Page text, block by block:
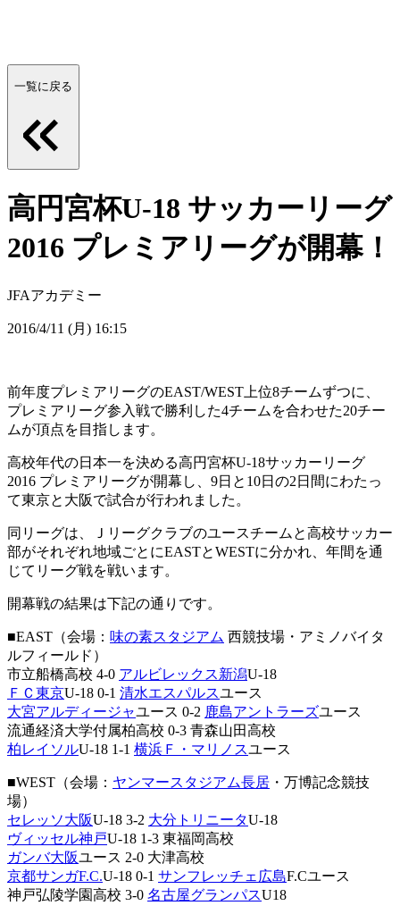
一覧に戻る
高円宮杯U-18 サッカーリーグ
2016 プレミアリーグが開幕！
JFAアカデミー
2016/4/11 (月) 16:15
前年度プレミアリーグのEAST/WEST上位8チームずつに、
プレミアリーグ参入戦で勝利した4チームを合わせた20チー
ムが頂点を目指します。
高校年代の日本一を決める高円宮杯U-18サッカーリーグ
2016 プレミアリーグが開幕し、9日と10日の2日間にわたっ
て東京と大阪で試合が行われました。
同リーグは、Ｊリーグクラブのユースチームと高校サッカー
部がそれぞれ地域ごとにEASTとWESTに分かれ、年間を通
じてリーグ戦を戦います。
開幕戦の結果は下記の通りです。
■EAST（会場： 味の素スタジアム 西競技場・アミノバイタ
ルフィールド）
市立船橋高校 4-0 アルビレックス新潟U-18
ＦＣ東京U-18 0-1 清水エスパルスユース
大宮アルディージャユース 0-2 鹿島アントラーズユース
流通経済大学付属柏高校 0-3 青森山田高校
柏レイソルU-18 1-1 横浜Ｆ・マリノスユース
■WEST（会場： ヤンマースタジアム長居 ・万博記念競技
場）
セレッソ大阪U-18 3-2 大分トリニータU-18
ヴィッセル神戸U-18 1-3 東福岡高校
ガンバ大阪ユース 2-0 大津高校
京都サンガF.C.U-18 0-1 サンフレッチェ広島F.Cユース
神戸弘陵学園高校 3-0 名古屋グランパスU18